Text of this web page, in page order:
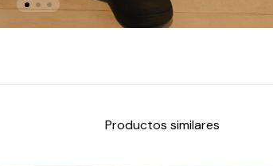
Productos similares